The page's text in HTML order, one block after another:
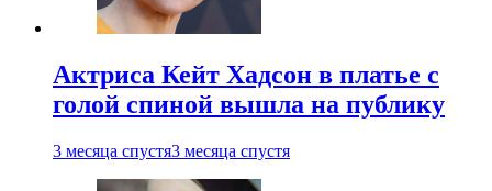
Актриса Кейт Хадсон в платье с
голой спиной вышла на публику
3 месяца спустя3 месяца спустя